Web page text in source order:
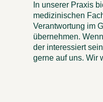
In unserer Praxis
medizinischen
Verantwortung im
übernehmen.
der interessiert
gerne auf uns. Wir